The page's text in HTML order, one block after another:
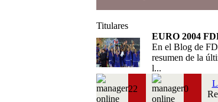
Titulares
EURO 2004
En el Blog de
resumen de la
l...
22 0